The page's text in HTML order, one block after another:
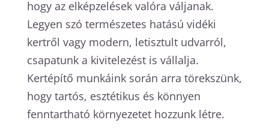
hogy az elképzelések valóra váljanak.
Legyen szó természetes hatású vidéki
kertről vagy modern, letisztult udvarról,
csapatunk a kivitelezést is vállalja.
Kertépítő munkáink során arra törekszünk,
hogy tartós, esztétikus és könnyen
fenntartható környezetet hozzunk létre.